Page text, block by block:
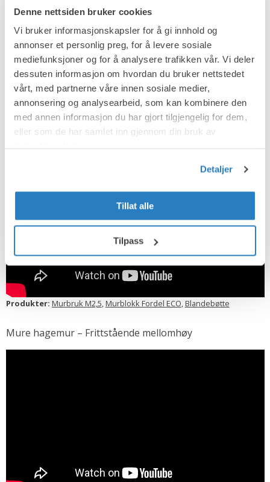
Denne nettsiden bruker cookies
Vi bruker informasjonskapsler for å gi innhold og
annonser et personlig preg, for å levere sosiale
mediefunksjoner og for å analysere trafikken vår. Vi deler
dessuten informasjon om hvordan du bruker nettstedet
vårt, med partnerne våre innen sosiale medier,
annonsering og analysearbeid, som kan kombinere den
med annen informasjon du har gjort tilgjengelig for dem,
eller som de har samlet inn gjennom din bruk av
Detaljer
Tillat alle
Tilpass
Mure hagemur – Frittstående lav
Produkter: Murbruk M2,5, Murblokk Fordel ECO, Blandebøtte
Mure hagemur – Frittstående mellomhøy